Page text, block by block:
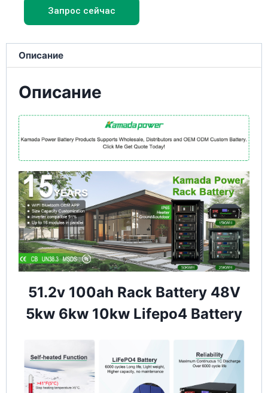
Запрос сейчас
Описание
Описание
51.2v 100ah Rack Battery 48V
5kw 6kw 10kw Lifepo4 Battery